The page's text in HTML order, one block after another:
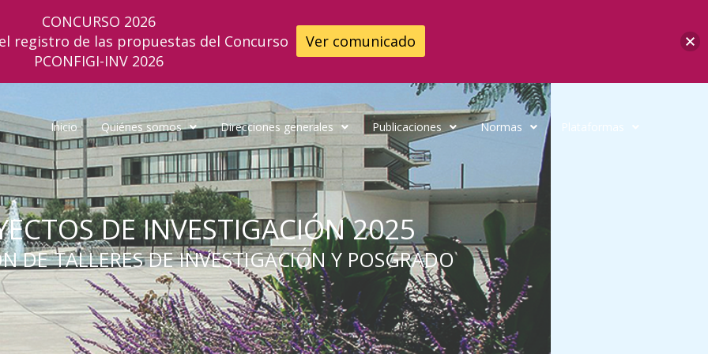
Inicio Quiénes somos Direcciones generales Publicaciones Normas Plataformas
DE INVESTIGACIÓN 2025
DE TALLERES DE INVESTIGACIÓN Y POSGRADO
CONCURSO 2026
registro de las propuestas del Concurso
PCONFIGI-INV 2026
Ver comunicado